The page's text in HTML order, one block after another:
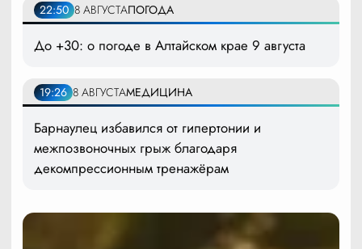
22:50 8 АВГУСТАПОГОДА
До +30: о погоде в Алтайском крае 9 августа
19:26 8 АВГУСТАМЕДИЦИНА
Барнаулец избавился от гипертонии и
межпозвоночных грыж благодаря
декомпрессионным тренажёрам